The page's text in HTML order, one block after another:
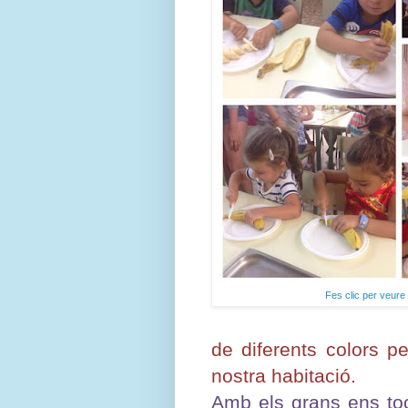
Fes clic per
de diferents colors
nostra habitació.
Amb els grans ens